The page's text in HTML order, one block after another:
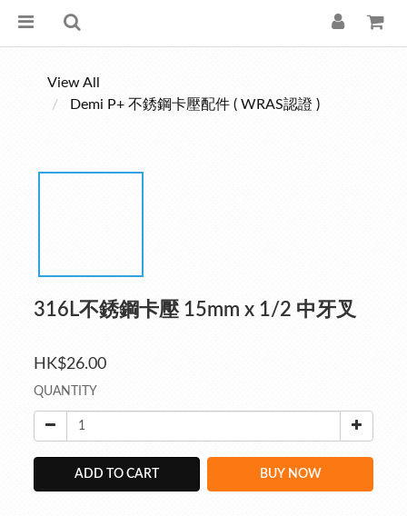
View All
Demi P+ 不銹鋼卡壓配件 ( WRAS認證 )
316L不銹鋼卡壓 15mm x 1/2 中牙叉
HK$26.00
QUANTITY
ADD TO CART BUY NOW